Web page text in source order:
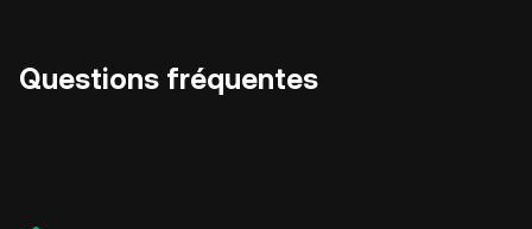
Questions fréquentes